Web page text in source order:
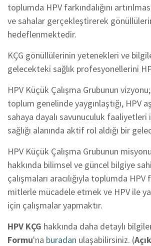
toplumda HPV farkındalığını
ve sahalar gerçekleştirerek
hedeflenmektedir.
KÇG gönüllülerinin yetenekleri ve
gelecekteki sağlık profesyonellerini
HPV Küçük Çalışma Grubunun
toplum genelinde yaygınlaştığı, HPV
sahaya dayalı savunuculuk faaliyetleri
sağlığı alanında aktif rol aldığı bir
HPV Küçük Çalışma Grubunun
hakkında bilimsel ve güncel bilgiye
çalışmaları aracılığıyla toplumda HPV
mitlerle mücadele etmek ve HPV ile
için çalışmalar yapmaktır.
HPV KÇG hakkında daha detaylı
Formu'na buradan ulaşabilirsiniz. (Açık